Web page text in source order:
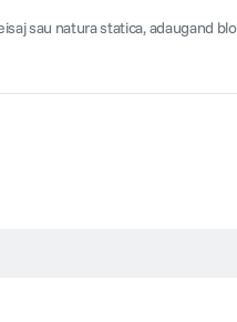
sau natura statica, adaugand